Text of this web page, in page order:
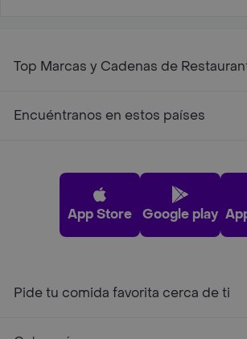
Top Marcas y Cadenas de
Encuéntranos en estos países
App Store Google play
Pide tu comida favorita cerca de ti